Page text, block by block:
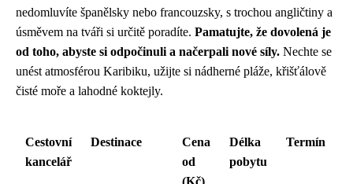
nedomluvíte španělsky nebo francouzsky, s trochou angličtiny a
úsměvem na tváři si určitě poradíte. Pamatujte, že dovolená je
od toho, abyste si odpočinuli a načerpali nové síly. Nechte se
unést atmosférou Karibiku, užijte si nádherné pláže, křišťálově
čisté moře a lahodné koktejly.
Cestovní
kancelář
Destinace
Cena
od
(Kč)
Délka
pobytu
Termín